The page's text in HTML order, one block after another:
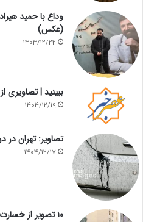
وداع با حمید
(عکس)
1404/12/22
ببینید | تصاویری
1404/12/19
تصاویر: تهران در
1404/12/17
۱۰ تصویر از خسارت حمله هوایی به خیابان‌های تهران